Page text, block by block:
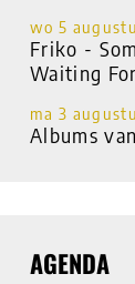
wo 5
Friko -
Waiting For
ma 3
Albums
AGENDA